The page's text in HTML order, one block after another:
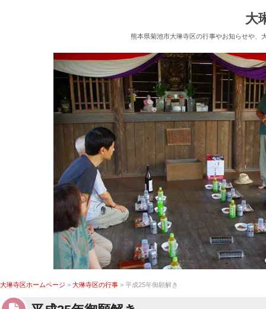
大
熊本県菊池市大琳寺区の行事やお知らせや、
大琳寺区ホームページ > 大琳寺区の行事 > 平成25年御願解き